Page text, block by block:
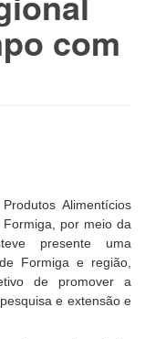
com
Alimentícios
por meio da
presente uma
Formiga e região,
de promover a
e extensão e